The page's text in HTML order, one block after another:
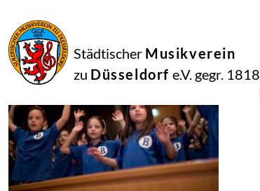
Städtischer Musikverein
zu Düsseldorf e.V. gegr. 1818
2018
Netkotec
27.06.2018